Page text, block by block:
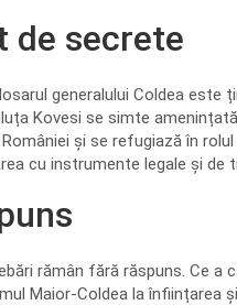
de secrete
generalului Coldea este
Kovesi se simte
și se refugiază în
cu instrumente legale și de
rămân fără răspuns. Ce a
Maior-Coldea la înființarea